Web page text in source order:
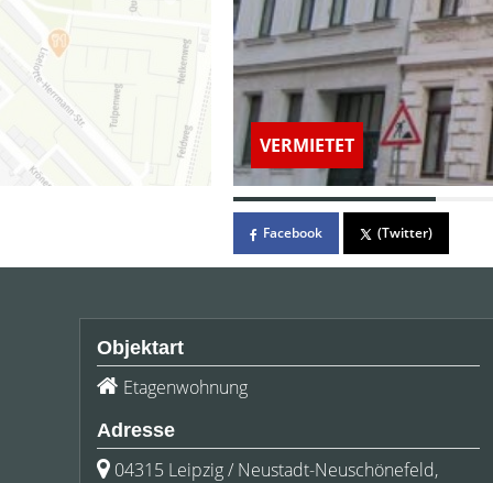
VERMIETET
Facebook (Twitter)
Objektart
Etagenwohnung
Adresse
04315 Leipzig / Neustadt-Neuschönefeld,